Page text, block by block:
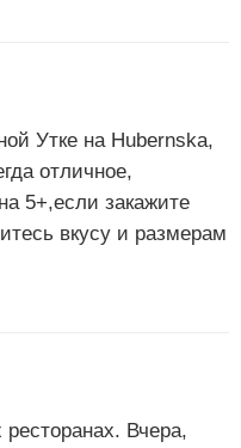
Утке на Нubernska,
отличное,
5+,если закажите
вкусу и размерам
Вчера,